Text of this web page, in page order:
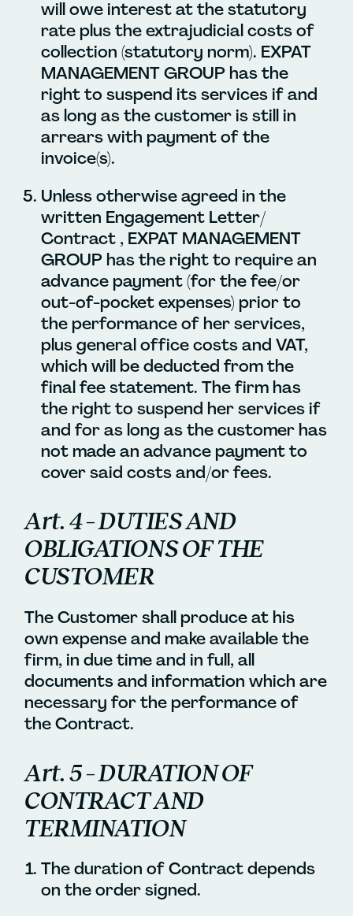
will owe interest at the statutory
rate plus the extrajudicial costs of
collection (statutory norm). EXPAT
MANAGEMENT GROUP has the
right to suspend its services if and
as long as the customer is still in
arrears with payment of the
invoice(s).
Unless otherwise agreed in the
written Engagement Letter/
Contract , EXPAT MANAGEMENT
GROUP has the right to require an
advance payment (for the fee/or
out-of-pocket expenses) prior to
the performance of her services,
plus general office costs and VAT,
which will be deducted from the
final fee statement. The firm has
the right to suspend her services if
and for as long as the customer has
not made an advance payment to
cover said costs and/or fees.
Art. 4 – DUTIES AND
OBLIGATIONS OF THE
CUSTOMER
The Customer shall produce at his
own expense and make available the
firm, in due time and in full, all
documents and information which are
necessary for the performance of
the Contract.
Art. 5 – DURATION OF
CONTRACT AND
TERMINATION
The duration of Contract depends
on the order signed.